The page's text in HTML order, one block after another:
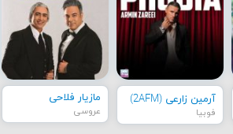
آرمین زارعی (2AFM)
فوبیا
مازیار فلاحی
عروسی